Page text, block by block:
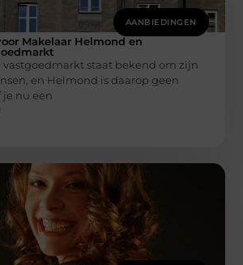
AANBIEDINGEN
Makelaar Helmond en
vastgoedmarkt staat bekend om zijn
en Helmond is daarop geen
nu een